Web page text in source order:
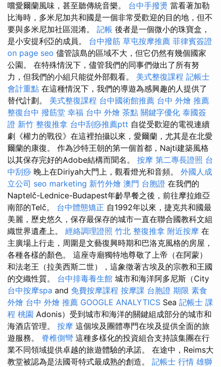
嚐愛爾蘭風味，甚至聽傳統音樂。 台中手撥燙 當看著加勒
比海時，多米尼加共和國是一個非常受歡迎的目的地，但不
要與多米尼加社區混淆。 記帳 後者是一個微小的珠寶盒，
是小安提利亞的成員。 台中撥筋 草屯按摩推薦 菲律賓簽證
on page seo 儘管該島的區域不大，但它仍然有幾個國家
公園。 在特殊情況下，儘管我們的同事們做出了所有努
力，但我們的小組只能從外部觀看。 美式整復課程 記帳士
會計重點 在這種情況下，我們的導遊為感興趣的人提供了
替代計劃。 美式整復課程 台中國術館推薦 台中 外燴 推薦
整復台中 撥筋堂 幸福 台中 外燴 茶點 關鍵字優化 泰國簽
證 新竹 整復推拿 台中刮痧推薦ptt 自從受歡迎的電視連續
劇《權力的戰役》在這裡拍攝以來，愛爾蘭，尤其是在北愛
爾蘭的康復。 作為沙特王朝的第一個首都，Najti建築風格
以其保存完好的Adobe結構而聞名。 按摩 第二專長證照 台
中刮痧 晚上在Diriyah大門上，觀看燈光和音頻。 外國人成
立公司 seo marketing 新竹外燴 澳門 台胞證 在我們的
Naptelč-Lednice-Budapest年齡早餐之後，前往摩拉維亞
南部的Telč。 台中體態矯正 自1992年以來，捷克共和國最
美麗，歷史悠久，保存最保存的城市一直在聯合國教科文組
織世界遺產上。 經絡調理證照 竹北 整復推拿 附近按摩 在
主廣場上行走，周圍是文藝復興時期和巴洛克風格的房屋，
各種各樣的顏色。 這座寺廟獨特地尊敬了上帝（在阿蒙）
和法老王（拉美西斯二世），這象徵著古埃及的宗教和王國
的交織性質。 台中排毒養生館 城市和海洋阿多尼斯（City
台中按摩spa and 免費按摩課程 按摩課 台胞證 期限 素食
外燴 台中 外燴 推薦 GOOGLE ANALYTICS Sea 記帳士 課
程 桃園 Adonis）受到城市和海洋的關鍵組成部分的城市和
海酒店管理。 按摩 這個埃及團體專門在埃及提供全面的旅
遊服務。 脊椎側彎 這種多樣化的投資組合支持該集團在行
業不同領域提供卓越的旅遊體驗的承諾。 在途中，Reims大
教堂被認為是法國哥特式最成熟的創造。 記帳士 行情 雄獅